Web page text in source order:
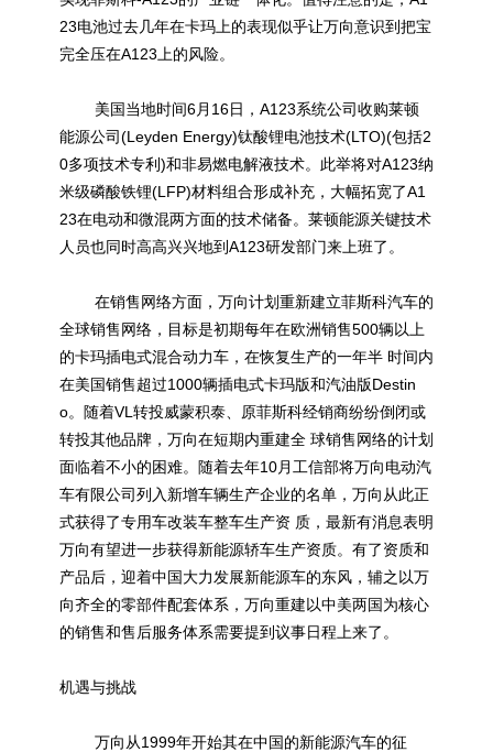
23电池过去几年在卡玛上的表现似乎让万向意识到把宝
完全压在A123上的风险。
美国当地时间6月16日，A123系统公司收购莱顿
能源公司(Leyden Energy)钛酸锂电池技术(LTO)(包括2
0多项技术专利)和非易燃电解液技术。此举将对A123纳
米级磷酸铁锂(LFP)材料组合形成补充，大幅拓宽了A1
23在电动和微混两方面的技术储备。莱顿能源关键技术
人员也同时高高兴兴地到A123研发部门来上班了。
在销售网络方面，万向计划重新建立菲斯科汽车的
全球销售网络，目标是初期每年在欧洲销售500辆以上
的卡玛插电式混合动力车，在恢复生产的一年半 时间内
在美国销售超过1000辆插电式卡玛版和汽油版Destin
o。随着VL转投威蒙积泰、原菲斯科经销商纷纷倒闭或
转投其他品牌，万向在短期内重建全 球销售网络的计划
面临着不小的困难。随着去年10月工信部将万向电动汽
车有限公司列入新增车辆生产企业的名单，万向从此正
式获得了专用车改装车整车生产资 质，最新有消息表明
万向有望进一步获得新能源轿车生产资质。有了资质和
产品后，迎着中国大力发展新能源车的东风，辅之以万
向齐全的零部件配套体系，万向重建以中美两国为核心
的销售和售后服务体系需要提到议事日程上来了。
机遇与挑战
万向从1999年开始其在中国的新能源汽车的征